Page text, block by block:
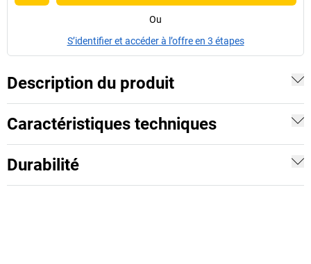
Ou
S’identifier et accéder à l’offre en 3 étapes
Description du produit
Caractéristiques techniques
Durabilité